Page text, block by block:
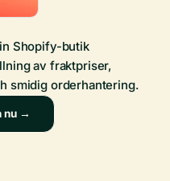
Shopify-butik
av fraktpriser,
smidig orderhantering.
nu →